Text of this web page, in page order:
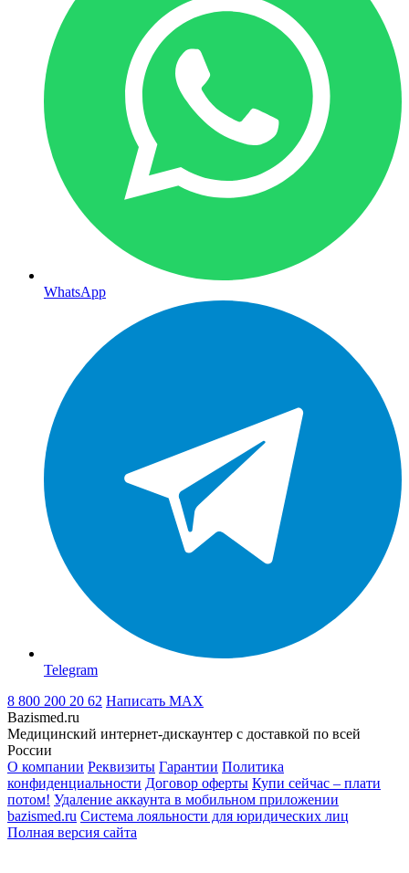
WhatsApp
Telegram
8 800 200 20 62 Написать MAX
Bazismed.ru
Медицинский интернет-дискаунтер с доставкой по всей
России
О компании Реквизиты Гарантии Политика
конфиденциальности Договор оферты Купи сейчас – плати
потом! Удаление аккаунта в мобильном приложении
bazismed.ru Система лояльности для юридических лиц
Полная версия сайта